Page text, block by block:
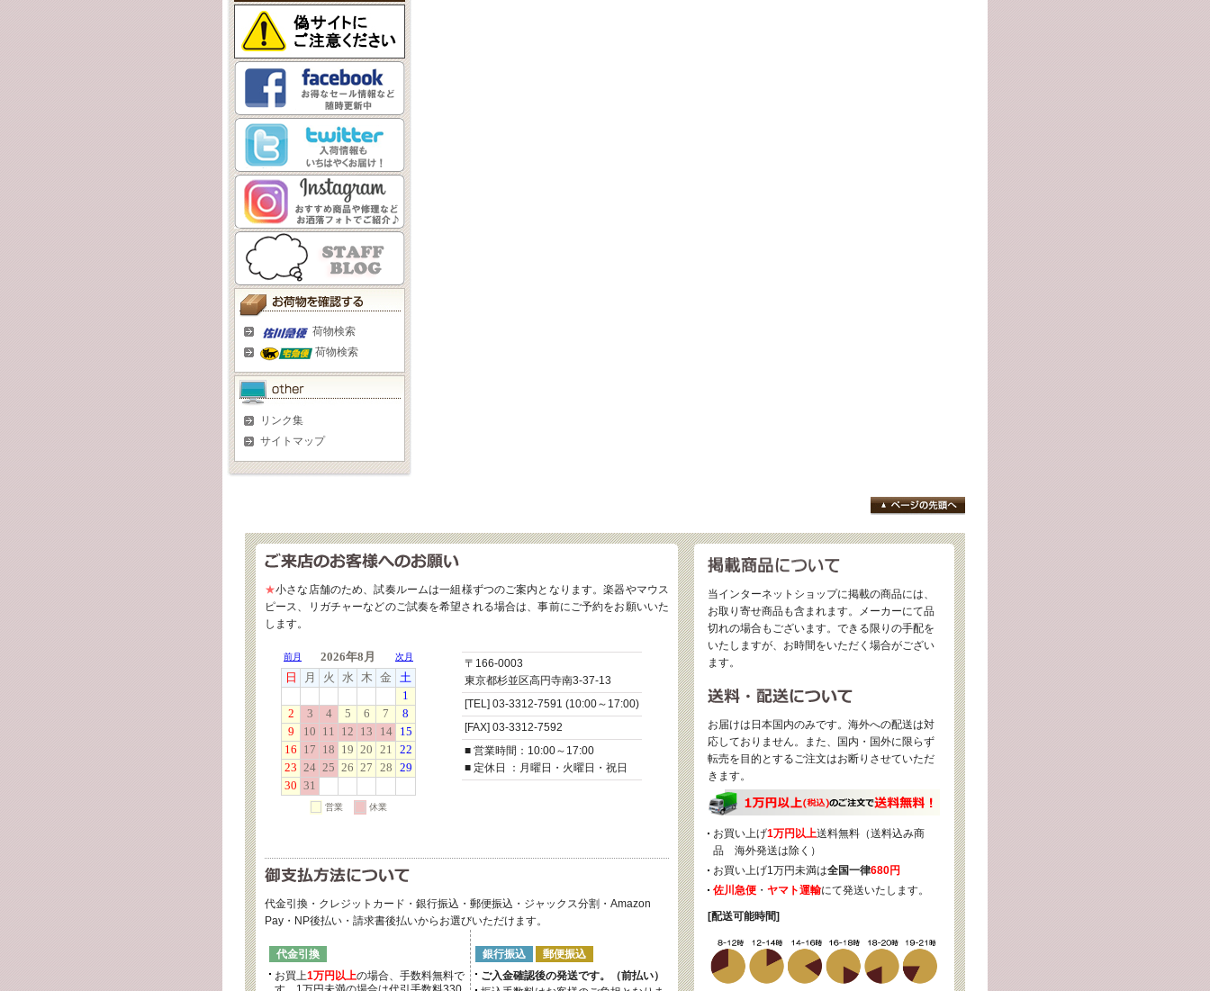
荷物検索
荷物検索
リンク集
サイトマップ
★小さな店舗のため、試奏ルームは一組様ずつのご案内となります。楽器やマウス
ピース、リガチャーなどのご試奏を希望される場合は、事前にご予約をお願いいた
します。
〒166-0003
東京都杉並区高円寺南3-37-13
[TEL] 03-3312-7591 (10:00～17:00)
[FAX] 03-3312-7592
■ 営業時間：10:00～17:00
■ 定休日 ：月曜日・火曜日・祝日
代金引換・クレジットカード・銀行振込・郵便振込・ジャックス分割・Amazon
Pay・NP後払い・請求書後払いからお選びいただけます。
代金引換
お買上1万円以上の場合、手数料無料で
銀行振込
郵便振込
ご入金確認後の発送です。（前払い）
当インターネットショップに掲載の商品には、
お取り寄せ商品も含まれます。メーカーにて品
切れの場合もございます。できる限りの手配を
いたしますが、お時間をいただく場合がござい
ます。
お届けは日本国内のみです。海外への配送は対
応しておりません。また、国内・国外に限らず
転売を目的とするご注文はお断りさせていただ
きます。
お買い上げ1万円以上送料無料（送料込み商
品 海外発送は除く）
お買い上げ1万円未満は全国一律680円
佐川急便 ・ ヤマト運輸にて発送いたします。
[配送可能時間]